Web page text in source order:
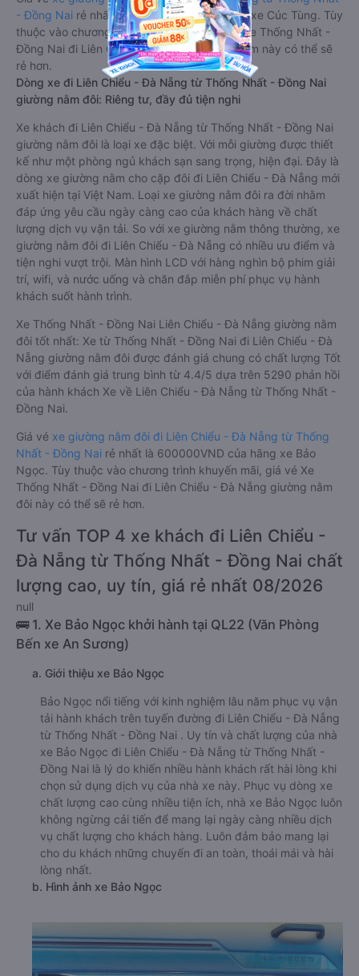
- Đồng Nai rẻ nhất là 550000VND của hãng xe Cúc Tùng. Tùy
thuộc vào chương trình khuyến mãi, giá vé Xe Thống Nhất -
Đồng Nai đi Liên Chiểu - Đà Nẵng giường nằm này có thể sẽ
rẻ hơn.
Dòng xe đi Liên Chiểu - Đà Nẵng từ Thống Nhất - Đồng Nai
giường nằm đôi: Riêng tư, đầy đủ tiện nghi
Xe khách đi Liên Chiểu - Đà Nẵng từ Thống Nhất - Đồng Nai
giường nằm đôi là loại xe đặc biệt. Với mỗi giường được thiết
kế như một phòng ngủ khách sạn sang trọng, hiện đại. Đây là
dòng xe giường nằm cho cặp đôi đi Liên Chiểu - Đà Nẵng mới
xuất hiện tại Việt Nam. Loại xe giường nằm đôi ra đời nhằm
đáp ứng yêu cầu ngày càng cao của khách hàng về chất
lượng dịch vụ vận tải. So với xe giường nằm thông thường, xe
giường nằm đôi đi Liên Chiểu - Đà Nẵng có nhiều ưu điểm và
tiện nghi vượt trội. Màn hình LCD với hàng nghìn bộ phim giải
trí, wifi, và nước uống và chăn đắp miễn phí phục vụ hành
khách suốt hành trình.
Xe Thống Nhất - Đồng Nai Liên Chiểu - Đà Nẵng giường nằm
đôi tốt nhất: Xe từ Thống Nhất - Đồng Nai đi Liên Chiểu - Đà
Nẵng giường nằm đôi được đánh giá chung có chất lượng Tốt
với điểm đánh giá trung bình từ 4.4/5 dựa trên 5290 phản hồi
của hành khách Xe về Liên Chiểu - Đà Nẵng từ Thống Nhất -
Đồng Nai.
Giá vé xe giường nằm đôi đi Liên Chiểu - Đà Nẵng từ Thống
Nhất - Đồng Nai rẻ nhất là 600000VND của hãng xe Bảo
Ngọc. Tùy thuộc vào chương trình khuyến mãi, giá vé Xe
Thống Nhất - Đồng Nai đi Liên Chiểu - Đà Nẵng giường nằm
đôi này có thể sẽ rẻ hơn.
Tư vấn TOP 4 xe khách đi Liên Chiểu -
Đà Nẵng từ Thống Nhất - Đồng Nai chất
lượng cao, uy tín, giá rẻ nhất 08/2026
null
🚌 1. Xe Bảo Ngọc khởi hành tại QL22 (Văn Phòng
Bến xe An Sương)
a. Giới thiệu xe Bảo Ngọc
Bảo Ngọc nổi tiếng với kinh nghiệm lâu năm phục vụ vận
tải hành khách trên tuyến đường đi Liên Chiểu - Đà Nẵng
từ Thống Nhất - Đồng Nai . Uy tín và chất lượng của nhà
xe Bảo Ngọc đi Liên Chiểu - Đà Nẵng từ Thống Nhất -
Đồng Nai là lý do khiến nhiều hành khách rất hài lòng khi
chọn sử dụng dịch vụ của nhà xe này. Phục vụ dòng xe
chất lượng cao cùng nhiều tiện ích, nhà xe Bảo Ngọc luôn
không ngừng cải tiến để mang lại ngày càng nhiều dịch
vụ chất lượng cho khách hàng. Luôn đảm bảo mang lại
cho du khách những chuyến đi an toàn, thoái mái và hài
lòng nhất.
b. Hình ảnh xe Bảo Ngọc